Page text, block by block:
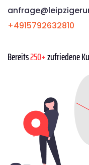
+4915792632810
Bereits250+zufriedene